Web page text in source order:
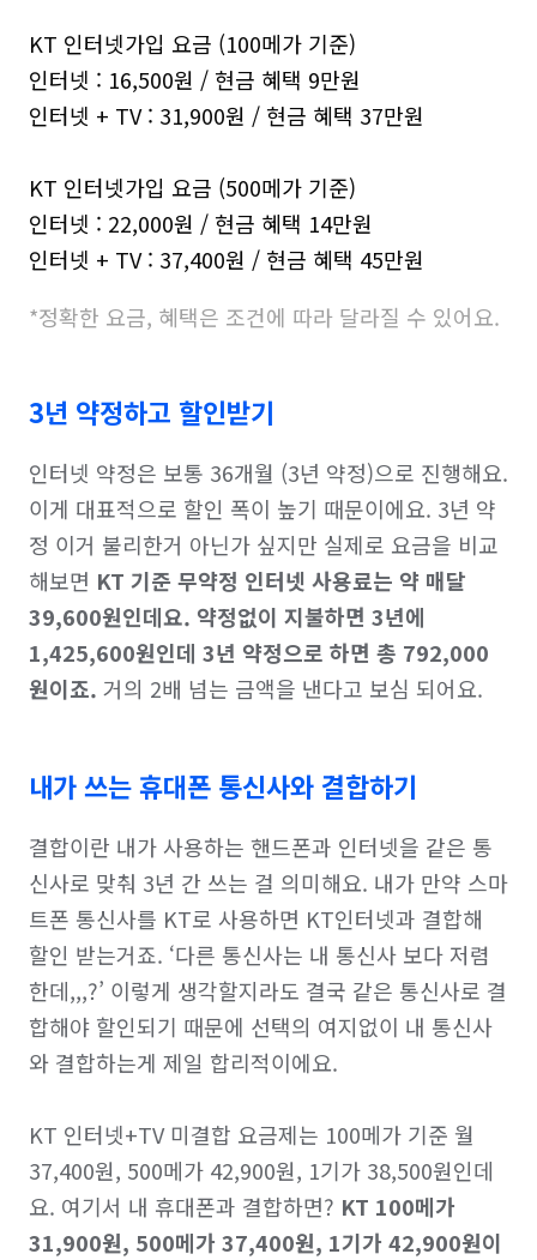
KT 인터넷가입 요금 (100메가 기준)
인터넷 : 16,500원 / 현금 혜택 9만원
인터넷 + TV : 31,900원 / 현금 혜택 37만원
KT 인터넷가입 요금 (500메가 기준)
인터넷 : 22,000원 / 현금 혜택 14만원
인터넷 + TV : 37,400원 / 현금 혜택 45만원
*정확한 요금, 혜택은 조건에 따라 달라질 수 있어요.
3년 약정하고 할인받기
인터넷 약정은 보통 36개월 (3년 약정)으로 진행해요.
이게 대표적으로 할인 폭이 높기 때문이에요. 3년 약
정 이거 불리한거 아닌가 싶지만 실제로 요금을 비교
해보면 KT 기준 무약정 인터넷 사용료는 약 매달
39,600원인데요. 약정없이 지불하면 3년에
1,425,600원인데 3년 약정으로 하면 총 792,000
원이죠. 거의 2배 넘는 금액을 낸다고 보심 되어요.
내가 쓰는 휴대폰 통신사와 결합하기
결합이란 내가 사용하는 핸드폰과 인터넷을 같은 통
신사로 맞춰 3년 간 쓰는 걸 의미해요. 내가 만약 스마
트폰 통신사를 KT로 사용하면 KT인터넷과 결합해
할인 받는거죠. ‘다른 통신사는 내 통신사 보다 저렴
한데,,,?’ 이렇게 생각할지라도 결국 같은 통신사로 결
합해야 할인되기 때문에 선택의 여지없이 내 통신사
와 결합하는게 제일 합리적이에요.
KT 인터넷+TV 미결합 요금제는 100메가 기준 월
37,400원, 500메가 42,900원, 1기가 38,500원인데
요. 여기서 내 휴대폰과 결합하면? KT 100메가
31,900원, 500메가 37,400원, 1기가 42,900원이